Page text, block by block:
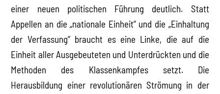
einer neuen politischen Führung deutlich. Statt
Appellen an die „nationale Einheit“ und die „Einhaltung
der Verfassung“ braucht es eine Linke, die auf die
Einheit aller Ausgebeuteten und Unterdrückten und die
Methoden des Klassenkampfes setzt. Die
Herausbildung einer revolutionären Strömung in der